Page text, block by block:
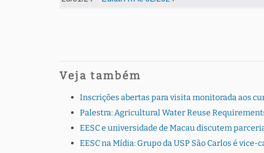
Veja também
Inscrições abertas para visita monitorada aos
Palestra: Agricultural Water Reuse
EESC e universidade de Macau discutem
EESC na Mídia: Grupo da USP São Carlos é